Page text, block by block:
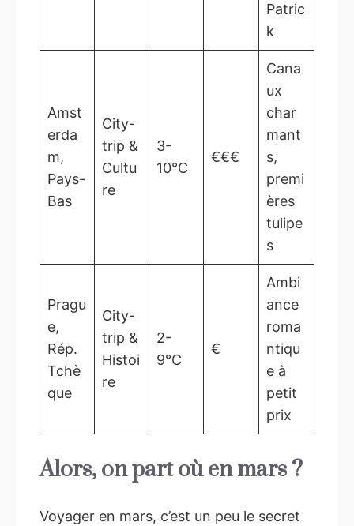
Patric
k
Amst
erda
m,
Pays-
Bas
City-
trip &
Cultu
re
3-
10°C
€€€
Cana
ux
char
mant
s,
premi
ères
tulipe
s
Pragu
e,
Rép.
Tchè
que
City-
trip &
Histoi
re
2-
9°C
€
Ambi
ance
roma
ntiqu
e à
petit
prix
Alors, on part où en mars ?
Voyager en mars, c’est un peu le secret